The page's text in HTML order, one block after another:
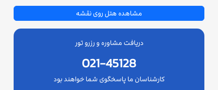
مشاهده هتل روی نقشه
دریافت مشاوره و رزرو تور
021-45128
کارشناسان ما پاسخگوی شما خواهند بود